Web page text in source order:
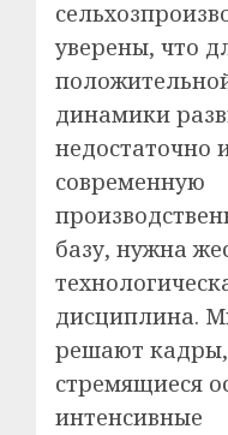
уверены, что
динамики
недостаточно
современную
базу, нужна
дисциплина.
решают кадры,
стремящиеся
интенсивные